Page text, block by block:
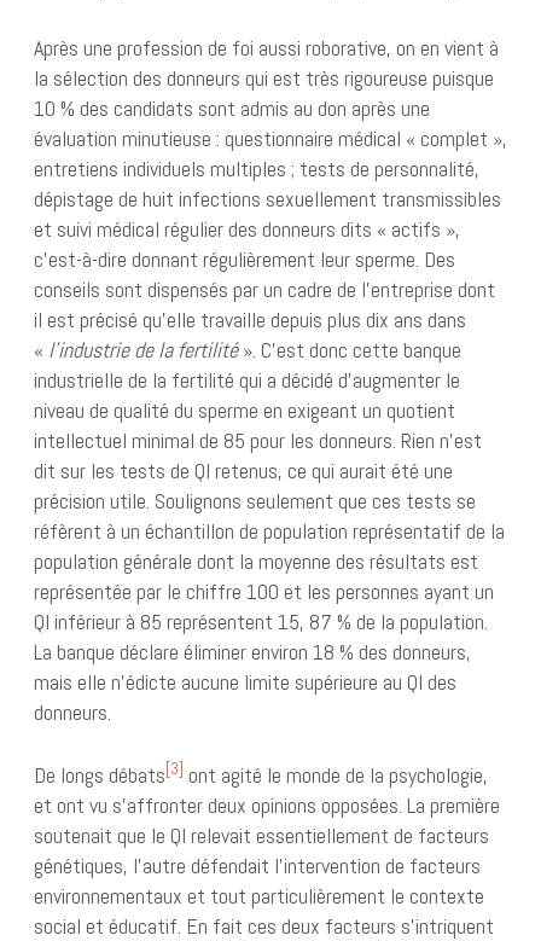
Après une profession de foi aussi roborative, on en vient à
la sélection des donneurs qui est très rigoureuse puisque
10 % des candidats sont admis au don après une
évaluation minutieuse : questionnaire médical « complet »,
entretiens individuels multiples ; tests de personnalité,
dépistage de huit infections sexuellement transmissibles
et suivi médical régulier des donneurs dits « actifs »,
c’est-à-dire donnant régulièrement leur sperme. Des
conseils sont dispensés par un cadre de l’entreprise dont
il est précisé qu’elle travaille depuis plus dix ans dans
« l’industrie de la fertilité». C’est donc cette banque
industrielle de la fertilité qui a décidé d’augmenter le
niveau de qualité du sperme en exigeant un quotient
intellectuel minimal de 85 pour les donneurs. Rien n’est
dit sur les tests de QI retenus, ce qui aurait été une
précision utile. Soulignons seulement que ces tests se
réfèrent à un échantillon de population représentatif de la
population générale dont la moyenne des résultats est
représentée par le chiffre 100 et les personnes ayant un
QI inférieur à 85 représentent 15, 87 % de la population.
La banque déclare éliminer environ 18 % des donneurs,
mais elle n’édicte aucune limite supérieure au QI des
donneurs.
De longs débats[3] ont agité le monde de la psychologie,
et ont vu s’affronter deux opinions opposées. La première
soutenait que le QI relevait essentiellement de facteurs
génétiques, l’autre défendait l’intervention de facteurs
environnementaux et tout particulièrement le contexte
social et éducatif. En fait ces deux facteurs s’intriquent